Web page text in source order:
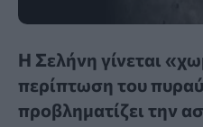
Η Σελήνη γίνεται
περίπτωση του
προβληματίζει την